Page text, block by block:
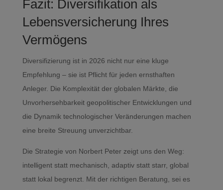
Fazit: Diversifikation als
Lebensversicherung Ihres
Vermögens
Diversifizierung ist in 2026 nicht nur eine kluge
Empfehlung – sie ist Pflicht für jeden ernsthaften
Anleger. Die Komplexität der globalen Märkte, die
Unvorhersehbarkeit geopolitischer Entwicklungen und
die Dynamik technologischer Veränderungen machen
eine breite Streuung unverzichtbar.
Die Strategie von Norbert Peter zeigt uns den Weg:
intelligent statt mechanisch, adaptiv statt starr, global
statt lokal begrenzt. Mit der richtigen Beratung, sei es